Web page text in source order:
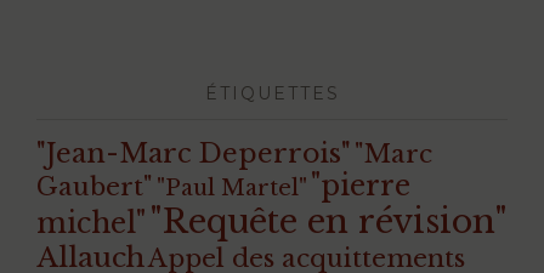
ÉTIQUETTES
"Jean-Marc Deperrois""Marc
Gaubert" "Paul Martel" "pierre
michel" "Requête en révision"
AllauchAppel des acquittements